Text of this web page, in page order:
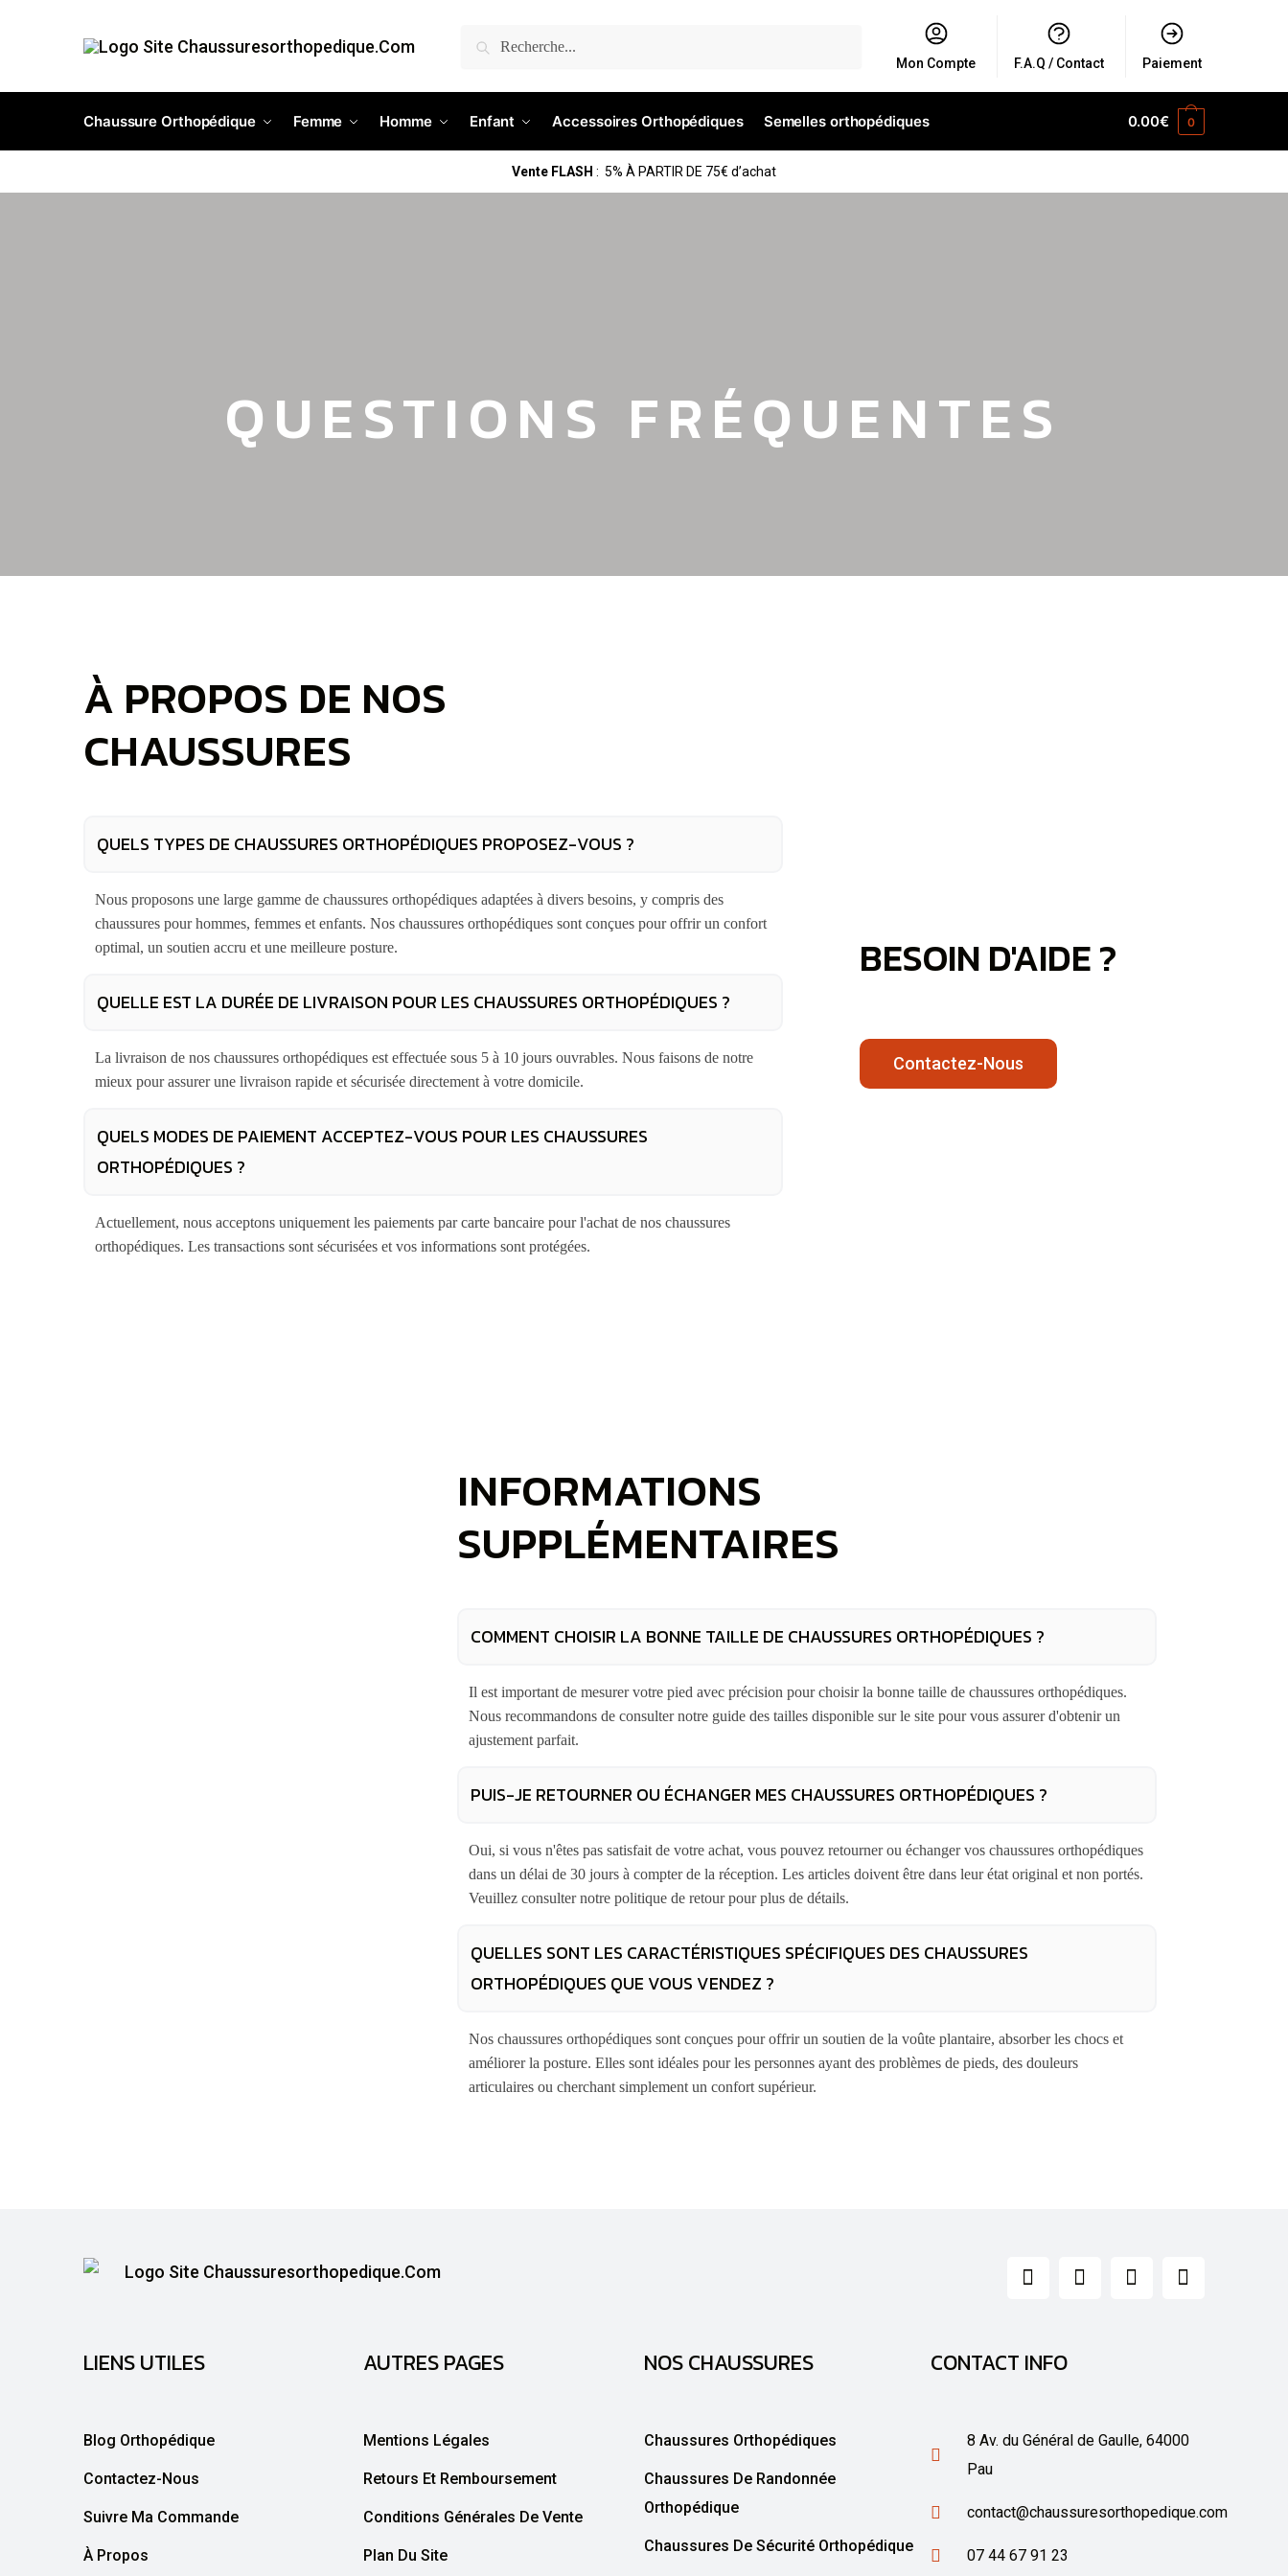
Recherche Mon Compte F.A.Q / Contact Paiement
Chaussure Orthopédique Femme Homme Enfant Accessoires Orthopédiques Semelles orthopédiques 0.00€ 0
Vente FLASH : 5% À PARTIR DE 75€ d’achat
QUESTIONS FRÉQUENTES
À PROPOS DE NOS
CHAUSSURES
QUELS TYPES DE CHAUSSURES ORTHOPÉDIQUES PROPOSEZ-VOUS ?
Nous proposons une large gamme de chaussures orthopédiques adaptées à divers besoins, y compris des
chaussures pour hommes, femmes et enfants. Nos chaussures orthopédiques sont conçues pour offrir un confort
optimal, un soutien accru et une meilleure posture.
QUELLE EST LA DURÉE DE LIVRAISON POUR LES CHAUSSURES ORTHOPÉDIQUES ?
La livraison de nos chaussures orthopédiques est effectuée sous 5 à 10 jours ouvrables. Nous faisons de notre
mieux pour assurer une livraison rapide et sécurisée directement à votre domicile.
QUELS MODES DE PAIEMENT ACCEPTEZ-VOUS POUR LES CHAUSSURES
ORTHOPÉDIQUES ?
Actuellement, nous acceptons uniquement les paiements par carte bancaire pour l'achat de nos chaussures
orthopédiques. Les transactions sont sécurisées et vos informations sont protégées.
BESOIN D'AIDE ?
Contactez-Nous
INFORMATIONS
SUPPLÉMENTAIRES
COMMENT CHOISIR LA BONNE TAILLE DE CHAUSSURES ORTHOPÉDIQUES ?
Il est important de mesurer votre pied avec précision pour choisir la bonne taille de chaussures orthopédiques.
Nous recommandons de consulter notre guide des tailles disponible sur le site pour vous assurer d'obtenir un
ajustement parfait.
PUIS-JE RETOURNER OU ÉCHANGER MES CHAUSSURES ORTHOPÉDIQUES ?
Oui, si vous n'êtes pas satisfait de votre achat, vous pouvez retourner ou échanger vos chaussures orthopédiques
dans un délai de 30 jours à compter de la réception. Les articles doivent être dans leur état original et non portés.
Veuillez consulter notre politique de retour pour plus de détails.
QUELLES SONT LES CARACTÉRISTIQUES SPÉCIFIQUES DES CHAUSSURES
ORTHOPÉDIQUES QUE VOUS VENDEZ ?
Nos chaussures orthopédiques sont conçues pour offrir un soutien de la voûte plantaire, absorber les chocs et
améliorer la posture. Elles sont idéales pour les personnes ayant des problèmes de pieds, des douleurs
articulaires ou cherchant simplement un confort supérieur.
LIENS UTILES
Blog Orthopédique
Contactez-Nous
Suivre Ma Commande
À Propos
AUTRES PAGES
Mentions Légales
Retours Et Remboursement
Conditions Générales De Vente
Plan Du Site
NOS CHAUSSURES
Chaussures Orthopédiques
Chaussures De Randonnée
Orthopédique
Chaussures De Sécurité Orthopédique
CONTACT INFO
8 Av. du Général de Gaulle, 64000
Pau
contact@chaussuresorthopedique.com
07 44 67 91 23